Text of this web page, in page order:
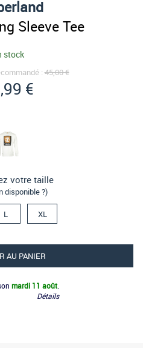
Sleeve Tee
stock
:45,00 €
€
votre taille
disponible ?)
L XL
AU PANIER
mardi 11 août
Détails